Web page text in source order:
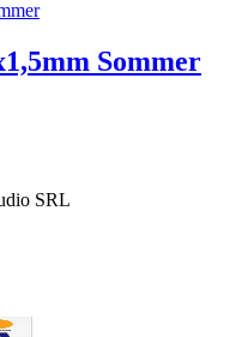
Sommer
SRL